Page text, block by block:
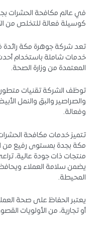
في عالم مكافحة الحشرات
كوسيلة فعالة للتخلص من
تعد شركة جوهرة مكة رائدة
خدمات شاملة باستخدام أحدث
المعتمدة من وزارة الصحة.
توظف الشركة تقنيات
والصراصير والبق والنمل
وفعالة.
تتميز خدمات مكافحة
مكة بجدة بمستوى رفيع من
منتجات ذات جودة عالية،
يضمن سلامة العملاء
المحيطة.
يعتبر الحفاظ على صحة
أو تجارية، من الأولويات